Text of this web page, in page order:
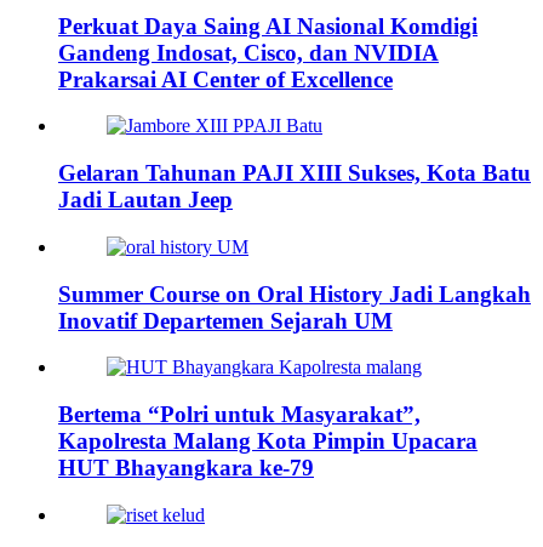
Perkuat Daya Saing AI Nasional Komdigi
Gandeng Indosat, Cisco, dan NVIDIA
Prakarsai AI Center of Excellence
Gelaran Tahunan PAJI XIII Sukses, Kota Batu
Jadi Lautan Jeep
Summer Course on Oral History Jadi Langkah
Inovatif Departemen Sejarah UM
Bertema “Polri untuk Masyarakat”,
Kapolresta Malang Kota Pimpin Upacara
HUT Bhayangkara ke-79